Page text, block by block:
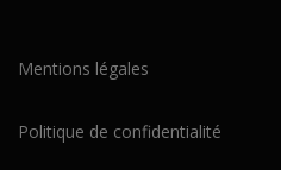
Mentions légales
Politique de confidentialité